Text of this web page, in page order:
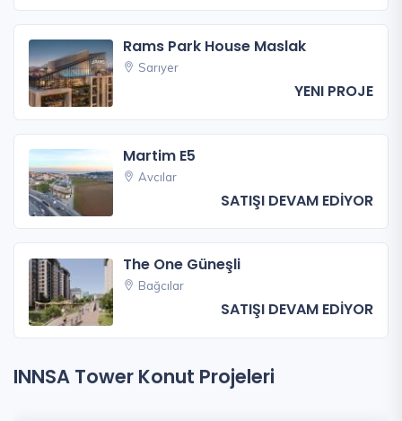
Rams Park House Maslak
Sarıyer
YENI PROJE
Martim E5
Avcılar
SATIŞI DEVAM EDİYOR
The One Güneşli
Bağcılar
SATIŞI DEVAM EDİYOR
INNSA Tower Konut Projeleri